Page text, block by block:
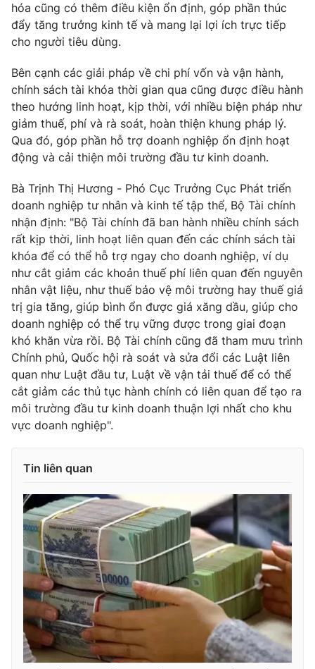
hóa cũng có thêm điều kiện ổn định, góp phần thúc
đẩy tăng trưởng kinh tế và mang lại lợi ích trực tiếp
cho người tiêu dùng.
Bên cạnh các giải pháp về chi phí vốn và vận hành,
chính sách tài khóa thời gian qua cũng được điều hành
theo hướng linh hoạt, kịp thời, với nhiều biện pháp như
giảm thuế, phí và rà soát, hoàn thiện khung pháp lý.
Qua đó, góp phần hỗ trợ doanh nghiệp ổn định hoạt
động và cải thiện môi trường đầu tư kinh doanh.
Bà Trịnh Thị Hương - Phó Cục Trưởng Cục Phát triển
doanh nghiệp tư nhân và kinh tế tập thể, Bộ Tài chính
nhận định: "Bộ Tài chính đã ban hành nhiều chính sách
rất kịp thời, linh hoạt liên quan đến các chính sách tài
khóa để có thể hỗ trợ ngay cho doanh nghiệp, ví dụ
như cắt giảm các khoản thuế phí liên quan đến nguyên
nhân vật liệu, như thuế bảo vệ môi trường hay thuế giá
trị gia tăng, giúp bình ổn được giá xăng dầu, giúp cho
doanh nghiệp có thể trụ vững được trong giai đoạn
khó khăn vừa rồi. Bộ Tài chính cũng đã tham mưu trình
Chính phủ, Quốc hội rà soát và sửa đổi các Luật liên
quan như Luật đầu tư, Luật về vận tải thuế để có thể
cắt giảm các thủ tục hành chính có liên quan để tạo ra
môi trường đầu tư kinh doanh thuận lợi nhất cho khu
vực doanh nghiệp".
Tin liên quan